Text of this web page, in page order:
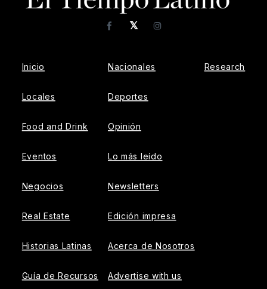
𝕏
FacebookInstagram
Inicio
Locales
Food and Drink
Eventos
Negocios
Real Estate
Historias Latinas
Guía de Recursos
Nacionales
Deportes
Opinión
Lo más leído
Newsletters
Edición impresa
Acerca de Nosotros
Advertise with us
Research